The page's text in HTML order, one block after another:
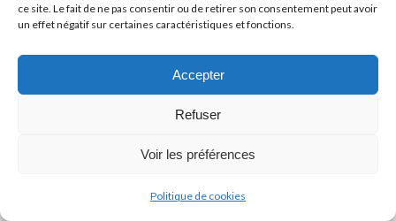
ce site. Le fait de ne pas consentir ou de retirer son consentement peut avoir
un effet négatif sur certaines caractéristiques et fonctions.
Accepter
Refuser
Voir les préférences
Politique de cookies